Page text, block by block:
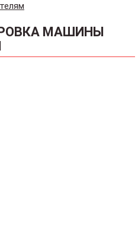
МАШИНЫ